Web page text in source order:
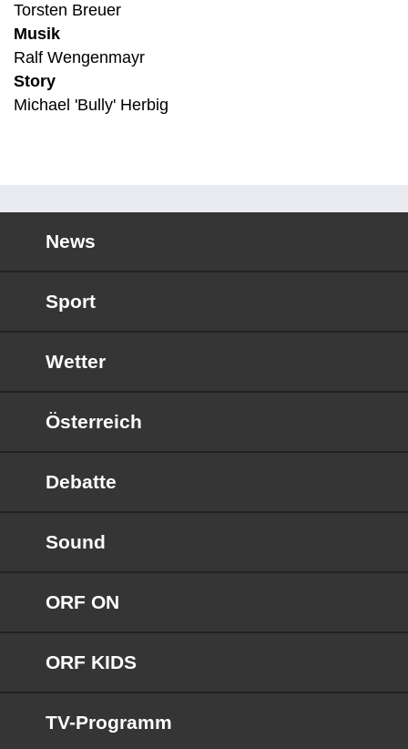
Torsten Breuer
Musik
Ralf Wengenmayr
Story
Michael 'Bully' Herbig
News
Sport
Wetter
Österreich
Debatte
Sound
ORF ON
ORF KIDS
TV-Programm